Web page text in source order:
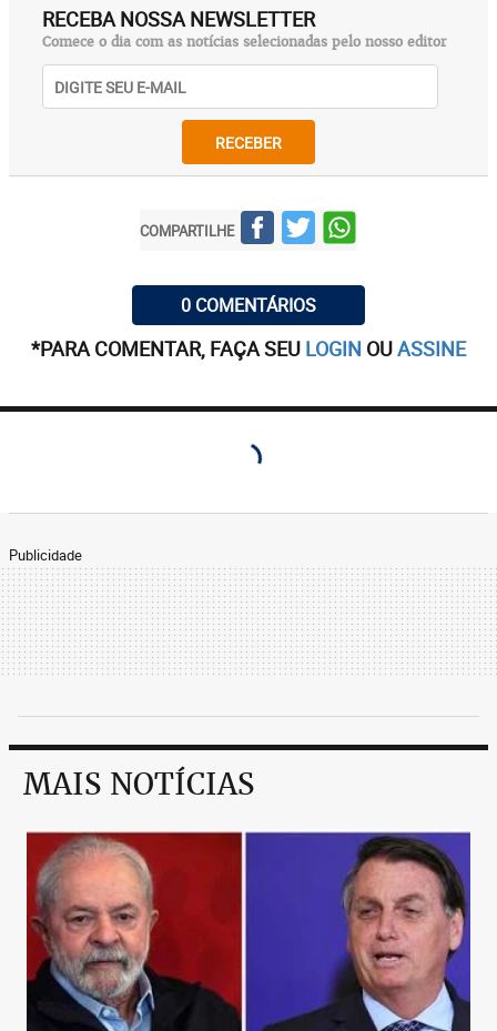
RECEBA NOSSA NEWSLETTER
Comece o dia com as notícias selecionadas pelo nosso editor
RECEBER
COMPARTILHE
0 COMENTÁRIOS
*PARA COMENTAR, FAÇA SEU LOGIN OUASSINE
Publicidade
MAIS NOTÍCIAS